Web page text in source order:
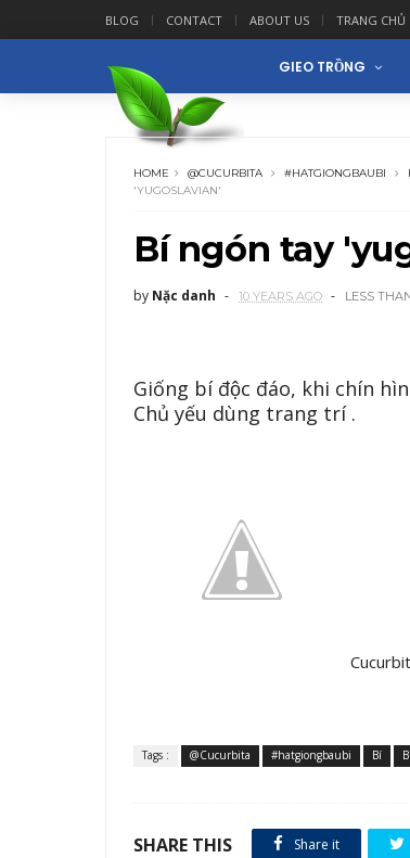
BLOG CONTACT ABOUT US TRANG CHỦ
GIEO TRỒNG
HOME @CUCURBITA #HATGIONGBAUBI
'YUGOSLAVIAN'
Bí ngón tay
by Nặc danh 10 YEARS AGO LESS
Giống bí độc đáo, khi chín
Chủ yếu dùng trang trí .
Tags : @Cucurbita #hatgiongbaubi Bí
SHARE THIS Share it